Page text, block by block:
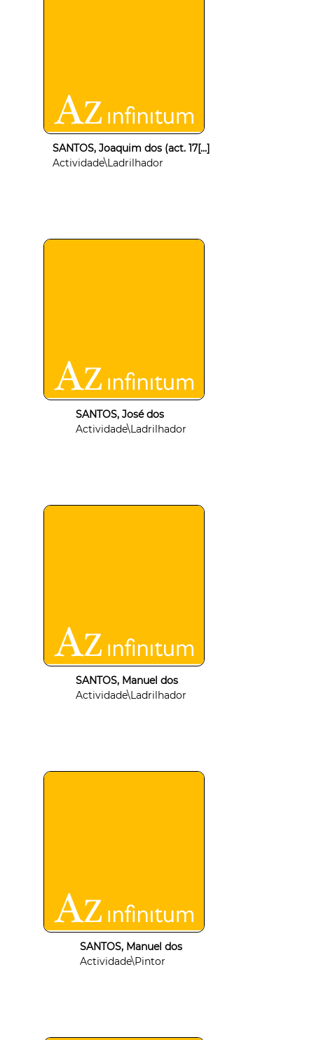
SANTOS, Joaquim dos (act. 17[...]
Actividade\Ladrilhador
SANTOS, José dos
Actividade\Ladrilhador
SANTOS, Manuel dos
Actividade\Ladrilhador
SANTOS, Manuel dos
Actividade\Pintor